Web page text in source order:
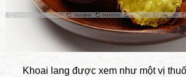
Khoai lang được xem như một vị